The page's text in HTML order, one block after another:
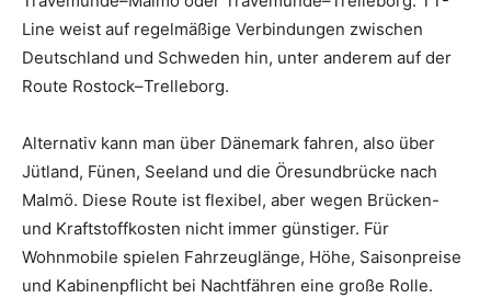
Line weist auf regelmäßige Verbindungen zwischen
Deutschland und Schweden hin, unter anderem auf der
Route Rostock–Trelleborg.
Alternativ kann man über Dänemark fahren, also über
Jütland, Fünen, Seeland und die Öresundbrücke nach
Malmö. Diese Route ist flexibel, aber wegen Brücken-
und Kraftstoffkosten nicht immer günstiger. Für
Wohnmobile spielen Fahrzeuglänge, Höhe, Saisonpreise
und Kabinenpflicht bei Nachtfähren eine große Rolle.